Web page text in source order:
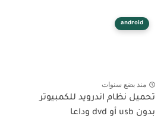
android
منذ بضع سنوات
تحميل نظام اندرويد للكمبيوتر
بدون usb أو dvd وداعا